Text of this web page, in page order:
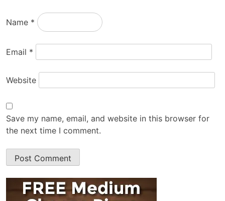
Name *
Email *
Website
Save my name, email, and website in this browser for
the next time I comment.